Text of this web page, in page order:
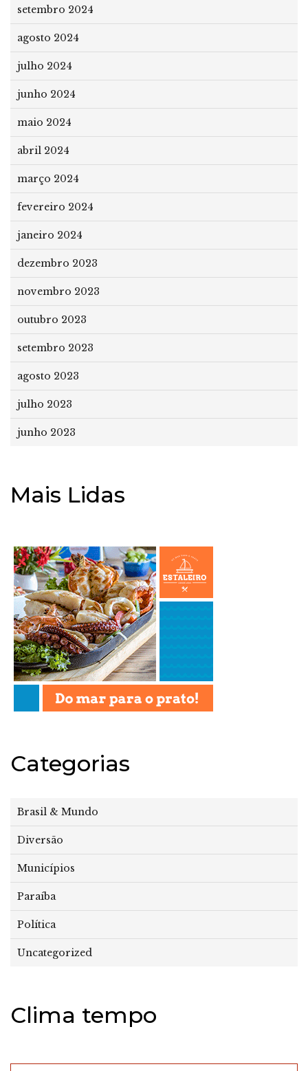
setembro 2024
agosto 2024
julho 2024
junho 2024
maio 2024
abril 2024
março 2024
fevereiro 2024
janeiro 2024
dezembro 2023
novembro 2023
outubro 2023
setembro 2023
agosto 2023
julho 2023
junho 2023
Mais Lidas
Categorias
Brasil & Mundo
Diversão
Municípios
Paraíba
Política
Uncategorized
Clima tempo